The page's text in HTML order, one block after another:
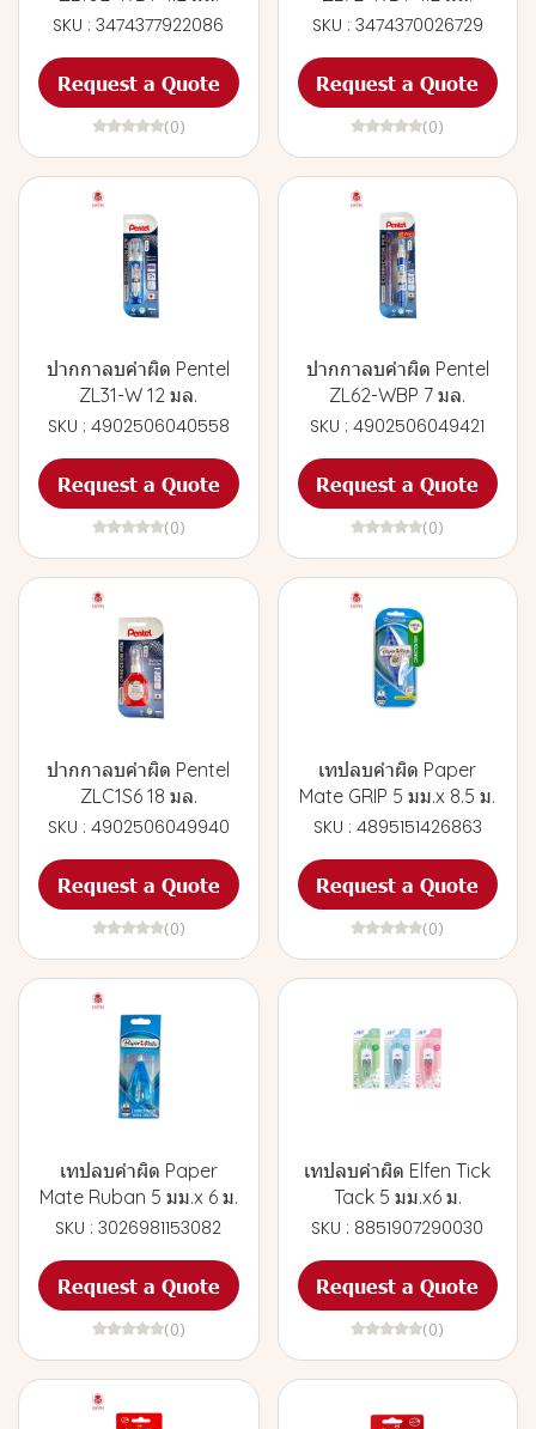
SKU : 3474377922086
Request a Quote
(0)
SKU : 3474370026729
Request a Quote
(0)
ปากกาลบคำผิด Pentel
ZL31-W 12 มล.
SKU : 4902506040558
Request a Quote
(0)
ปากกาลบคำผิด Pentel
ZL62-WBP 7 มล.
SKU : 4902506049421
Request a Quote
(0)
ปากกาลบคำผิด Pentel
ZLC1S6 18 มล.
SKU : 4902506049940
Request a Quote
(0)
เทปลบคำผิด Paper
Mate GRIP 5 มม.x 8.5 ม.
SKU : 4895151426863
Request a Quote
(0)
เทปลบคำผิด Paper
Mate Ruban 5 มม.x 6 ม.
SKU : 3026981153082
Request a Quote
(0)
เทปลบคำผิด Elfen Tick
Tack 5 มม.x6 ม.
SKU : 8851907290030
Request a Quote
(0)